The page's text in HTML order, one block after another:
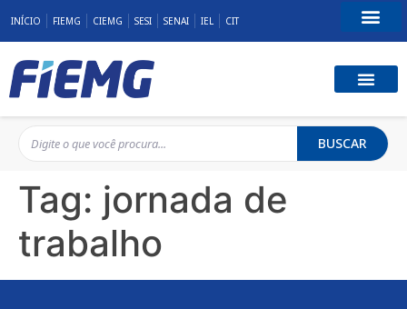
INÍCIO FIEMG CIEMG SESI SENAI IEL CIT
BUSCAR
Tag: jornada de
trabalho